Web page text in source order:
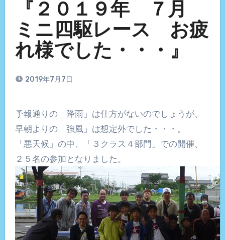
『２０１９年 ７月
ミニ四駆レース お疲
れ様でした・・・』
2019年7月7日
予報通りの「降雨」は仕方がないのでしょうが、
早朝よりの「強風」は想定外でした・・・。
「悪天候」の中、「３クラス４部門」での開催、
２５名の参加となりました。